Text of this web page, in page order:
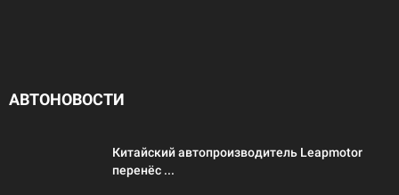
АВТОНОВОСТИ
Китайский автопроизводитель Leapmotor
перенёс ...